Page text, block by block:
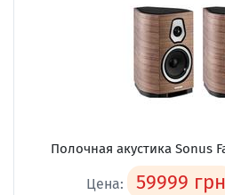
Полочная акустика Sonus
Цена: 59999 грн